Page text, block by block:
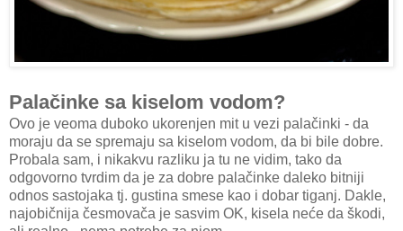
Palačinke sa kiselom vodom?
Ovo je veoma duboko ukorenjen mit u vezi palačinki - da
moraju da se spremaju sa kiselom vodom, da bi bile dobre.
Probala sam, i nikakvu razliku ja tu ne vidim, tako da
odgovorno tvrdim da je za dobre palačinke daleko bitniji
odnos sastojaka tj. gustina smese kao i dobar tiganj. Dakle,
najobičnija česmovača je sasvim OK, kisela neće da škodi,